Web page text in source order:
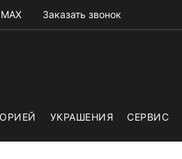
MAX Заказать звонок
УКРАШЕНИЯ СЕРВИС